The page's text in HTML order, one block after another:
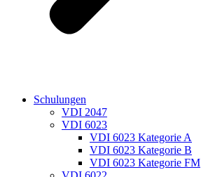
Schulungen
VDI 2047
VDI 6023
VDI 6023 Kategorie A
VDI 6023 Kategorie B
VDI 6023 Kategorie FM